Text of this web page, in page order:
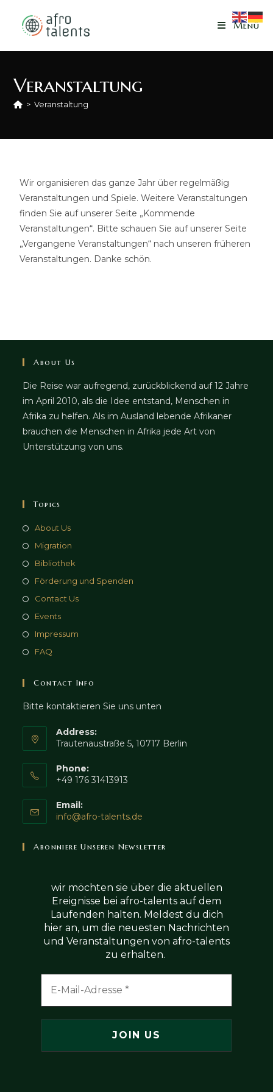
Menü
Veranstaltung
> Veranstaltung
Wir organisieren das ganze Jahr über regelmäßig
Veranstaltungen und Spiele. Weitere Veranstaltungen
finden Sie auf unserer Seite „Kommende
Veranstaltungen“. Bitte schauen Sie auf unserer Seite
„Vergangene Veranstaltungen“ nach unseren früheren
Veranstaltungen. Danke schön.
About Us
Die Reise war aufregend, zurückblickend auf 12 Jahre
im April 2010, als die Idee entstand, Menschen in
Afrika zu helfen. Als im Ausland lebende Afrikaner
brauchen die Menschen in Afrika jede Art von
Unterstützung von uns.
Topics
About Us
Migration
Bibliothek
Förderung und Spenden
Contact Us
Events
Impressum
FAQ
Contact Info
Bitte kontaktieren Sie uns unten
Address:
Trautenaustraße 5, 10717 Berlin
Phone:
+49 176 31413913
Email:
info@afro-talents.de
Abonniere Unseren Newsletter
wir möchten sie über die aktuellen
Ereignisse bei afro-talents auf dem
Laufenden halten. Meldest du dich
hier an, um die neuesten Nachrichten
und Veranstaltungen von afro-talents
zu erhalten.